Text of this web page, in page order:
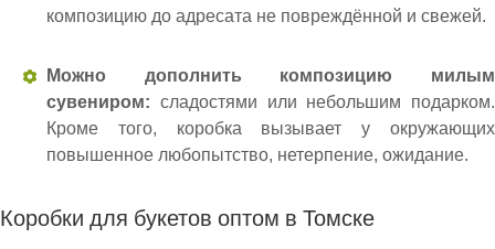
композицию до адресата не повреждённой и свежей.
Можно дополнить композицию милым
сувениром: сладостями или небольшим подарком.
Кроме того, коробка вызывает у окружающих
повышенное любопытство, нетерпение, ожидание.
Коробки для букетов оптом в Томске